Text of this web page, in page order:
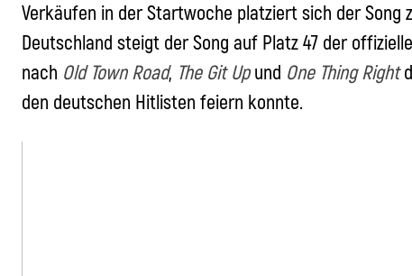
Verkäufen in der Startwoche platziert sich der Song
Deutschland steigt der Song auf Platz 47 der
nach Old Town Road, The Git Upund One Thing Right
den deutschen Hitlisten feiern konnte.